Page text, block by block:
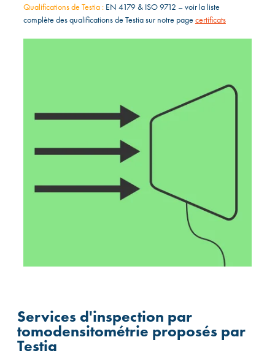
Qualifications de Testia :EN 4179 & ISO 9712 – voir la liste
complète des qualifications de Testia sur notre page certificats
Services d'inspection par
tomodensitométrie proposés par
Testia